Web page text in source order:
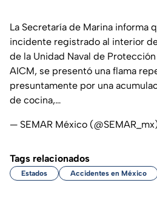
La Secretaría de Marina informa
incidente registrado al interior
de la Unidad Naval de
AICM, se presentó una flama
presuntamente por una
de cocina,…
— SEMAR México
Tags relacionados
Estados Accidentes en México